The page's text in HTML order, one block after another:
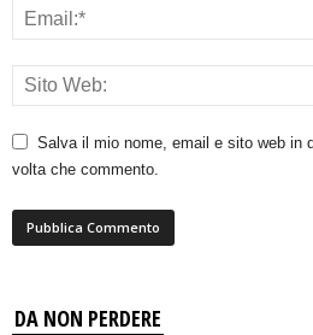
Salva il mio nome, email e sito web in
volta che commento.
DA NON PERDERE